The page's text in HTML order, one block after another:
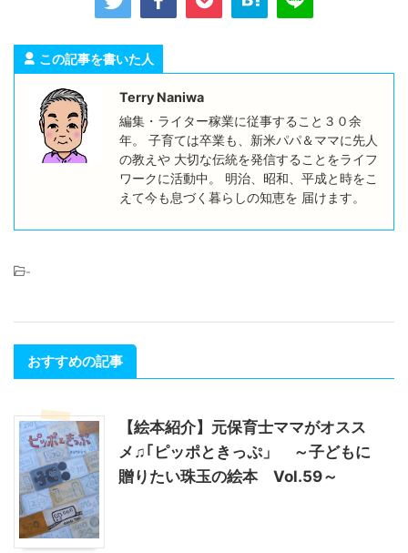
この記事を書いた人
Terry Naniwa
編集・ライター稼業に従事すること３０余
年。 子育ては卒業も、新米パパ＆ママに先人
の教えや 大切な伝統を発信することをライフ
ワークに活動中。 明治、昭和、平成と時をこ
えて今も息づく暮らしの知恵を 届けます。
-
おすすめの記事
【絵本紹介】元保育士ママがオスス
メ♫｢ピッポときっぷ」 ～子どもに
贈りたい珠玉の絵本 Vol.59～